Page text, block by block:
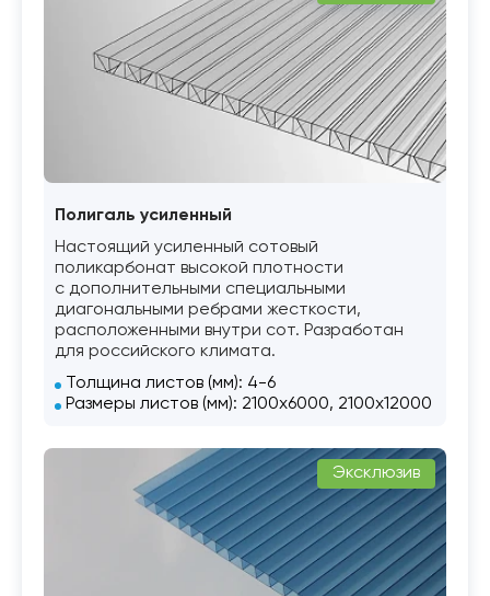
Полигаль усиленный
Настоящий усиленный сотовый
поликарбонат высокой плотности
с дополнительными специальными
диагональными ребрами жесткости,
расположенными внутри сот. Разработан
для российского климата.
Толщина листов (мм): 4-6
Размеры листов (мм): 2100х6000, 2100х12000
Эксклюзив